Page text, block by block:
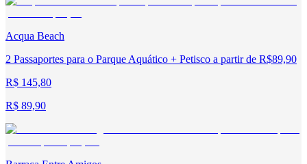
Acqua Beach
2 Passaportes para o Parque Aquático + Petisco a partir de R$89,90
R$ 145,80
R$ 89,90